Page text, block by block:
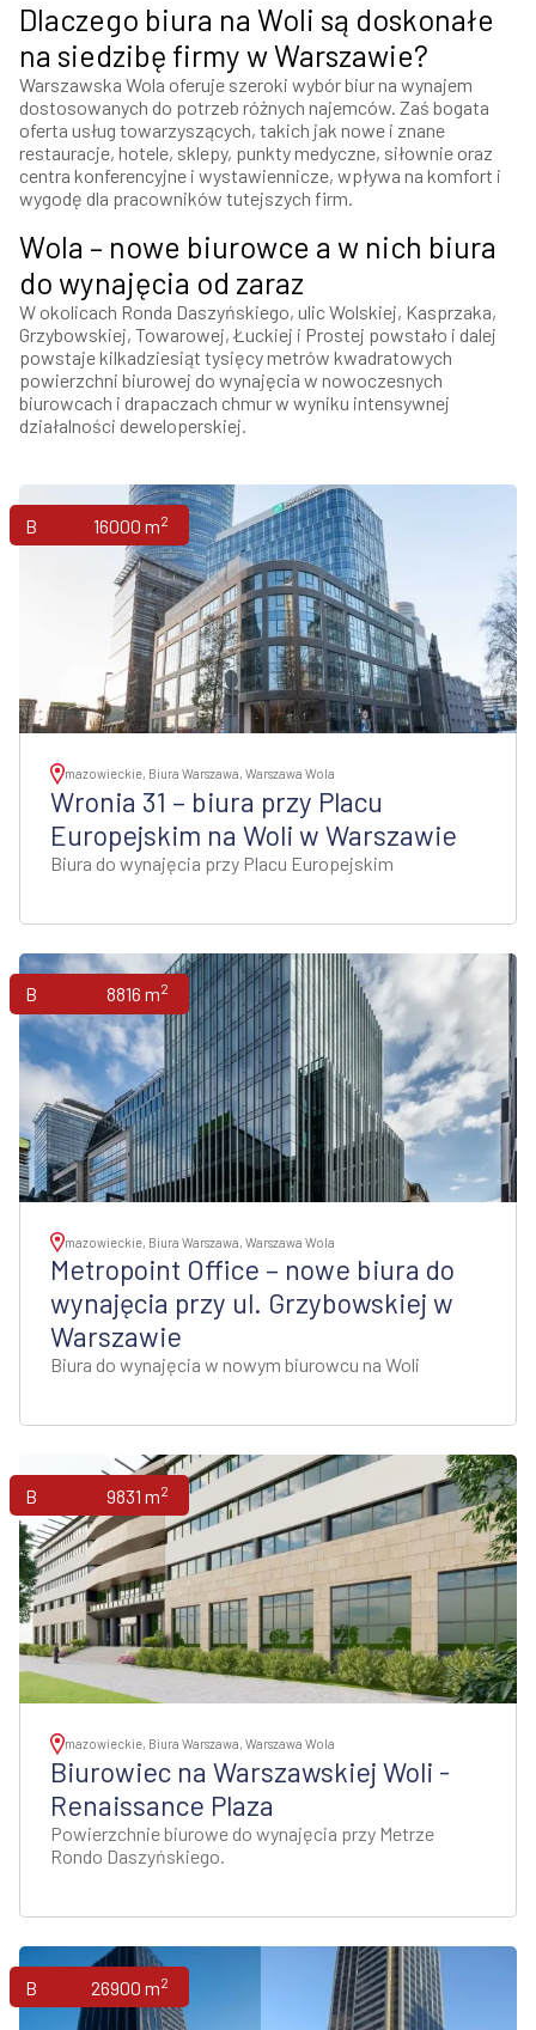
Dlaczego biura na Woli są doskonałe
na siedzibę firmy w Warszawie?
Warszawska Wola oferuje szeroki wybór biur na wynajem
dostosowanych do potrzeb różnych najemców. Zaś bogata
oferta usług towarzyszących, takich jak nowe i znane
restauracje, hotele, sklepy, punkty medyczne, siłownie oraz
centra konferencyjne i wystawiennicze, wpływa na komfort i
wygodę dla pracowników tutejszych firm.
Wola – nowe biurowce a w nich biura
do wynajęcia od zaraz
W okolicach Ronda Daszyńskiego, ulic Wolskiej, Kasprzaka,
Grzybowskiej, Towarowej, Łuckiej i Prostej powstało i dalej
powstaje kilkadziesiąt tysięcy metrów kwadratowych
powierzchni biurowej do wynajęcia w nowoczesnych
biurowcach i drapaczach chmur w wyniku intensywnej
działalności deweloperskiej.
Biura 16000 m2
mazowieckie, Biura Warszawa, Warszawa Wola
Wronia 31 – biura przy Placu
Europejskim na Woli w Warszawie
Biura do wynajęcia przy Placu Europejskim
Biura 8816 m2
mazowieckie, Biura Warszawa, Warszawa Wola
Metropoint Office – nowe biura do
wynajęcia przy ul. Grzybowskiej w
Warszawie
Biura do wynajęcia w nowym biurowcu na Woli
Biura 9831 m2
mazowieckie, Biura Warszawa, Warszawa Wola
Biurowiec na Warszawskiej Woli -
Renaissance Plaza
Powierzchnie biurowe do wynajęcia przy Metrze
Rondo Daszyńskiego.
Biura 26900 m2